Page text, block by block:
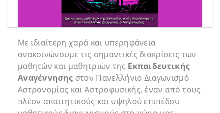
Με ιδιαίτερη χαρά και υπερηφάνεια
ανακοινώνουμε τις σημαντικές διακρίσεις των
μαθητών και μαθητριών της Εκπαιδευτικής
Αναγέννησης στον Πανελλήνιο Διαγωνισμό
Αστρονομίας και Αστροφυσικής, έναν από τους
πλέον απαιτητικούς και υψηλού επιπέδου